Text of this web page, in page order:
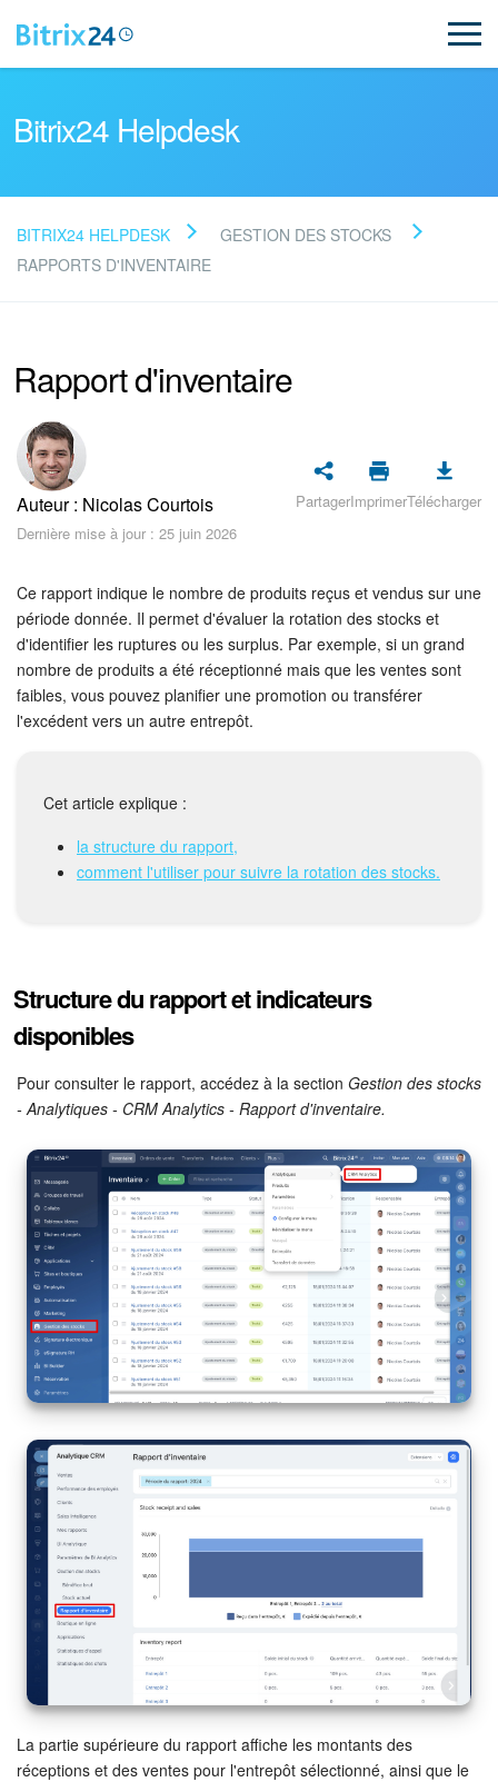
Lire la FAQ
Assistance de Bitrix24
Inscription et connexion
Sécurité dans Bitrix24
Abonnement
Actualités
Tâches et projets
Messenger
Collabs
Calendriers
Bitrix24 Drive
Base de connaissances
Sites
Boutique en ligne
Gestion des stocks
Messagerie web
CRM
Réservation en ligne
CoPilot - IA dans Bitrix24
Signature électronique
Signature électronique pour les RH
Analytique
BI Builder
Automatisation
Bitrix24 Helpdesk
BITRIX24 HELPDESK
GESTION DES STOCKS
RAPPORTS D'INVENTAIRE
Rapport d'inventaire
Auteur : Nicolas Courtois
Dernière mise à jour : 25 juin 2026
PartagerImprimerTélécharger
Ce rapport indique le nombre de produits reçus et vendus sur une
période donnée. Il permet d'évaluer la rotation des stocks et
d'identifier les ruptures ou les surplus. Par exemple, si un grand
nombre de produits a été réceptionné mais que les ventes sont
faibles, vous pouvez planifier une promotion ou transférer
l'excédent vers un autre entrepôt.
Cet article explique :
la structure du rapport,
comment l'utiliser pour suivre la rotation des stocks.
Structure du rapport et indicateurs
disponibles
Pour consulter le rapport, accédez à la section Gestion des stocks
- Analytiques - CRM Analytics - Rapport d'inventaire.
La partie supérieure du rapport affiche les montants des
réceptions et des ventes pour l'entrepôt sélectionné, ainsi que le